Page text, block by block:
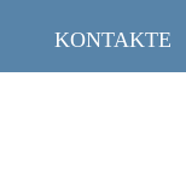
KONTAKTE